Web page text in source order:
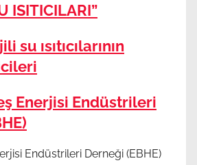
ISITICILARI”
su ısıtıcılarının
Enerjisi Endüstrileri
Endüstrileri Derneği (EBHE)